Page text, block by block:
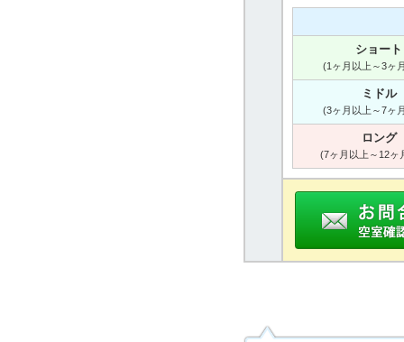
ショート
(1ヶ月以上～3ヶ
ミドル
(3ヶ月以上～7ヶ
ロング
(7ヶ月以上～12ヶ